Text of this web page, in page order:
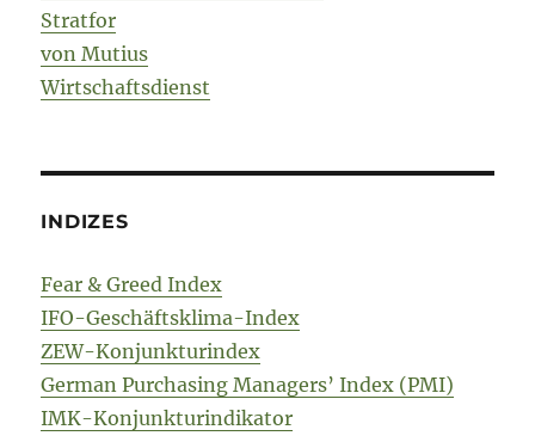
Stratfor
von Mutius
Wirtschaftsdienst
INDIZES
Fear & Greed Index
IFO-Geschäftsklima-Index
ZEW-Konjunkturindex
German Purchasing Managers’ Index (PMI)
IMK-Konjunkturindikator